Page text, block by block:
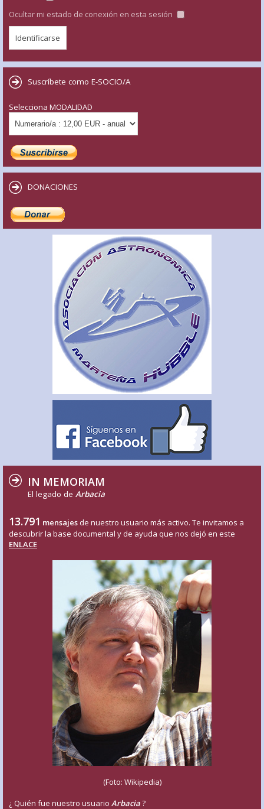
Ocultar mi estado de conexión en esta sesión
Suscríbete como E-SOCIO/A
Selecciona MODALIDAD
DONACIONES
IN MEMORIAM
El legado de Arbacia
13.791 mensajes de nuestro usuario más activo. Te invitamos a
descubrir la base documental y de ayuda que nos dejó en este
ENLACE
(Foto: Wikipedia)
¿ Quién fue nuestro usuario Arbacia?